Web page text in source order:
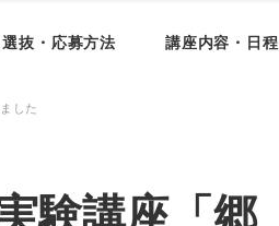
選抜・応募方法 講座内容・日程
した
験講座「郷